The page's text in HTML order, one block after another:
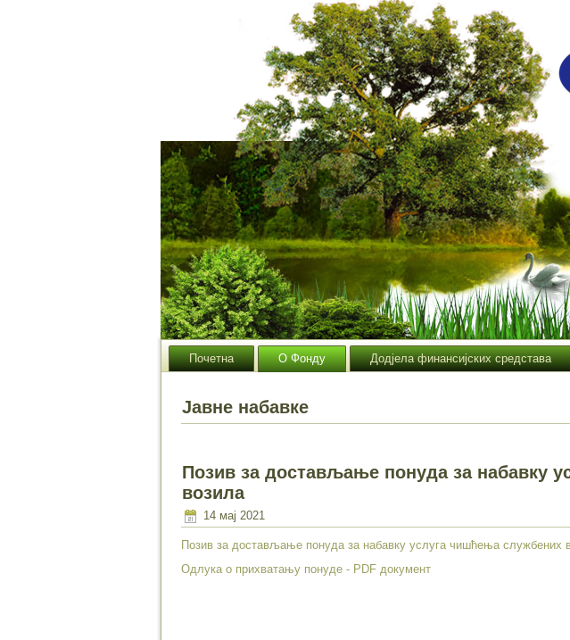
Почетна О Фонду Додјела финансијских средстава
Јавне набавке
Позив за достављање понуда за набавку
возила
14 мај 2021
Позив за достављање понуда за набавку услуга чишћења службених
Одлука о прихватању понуде - PDF документ